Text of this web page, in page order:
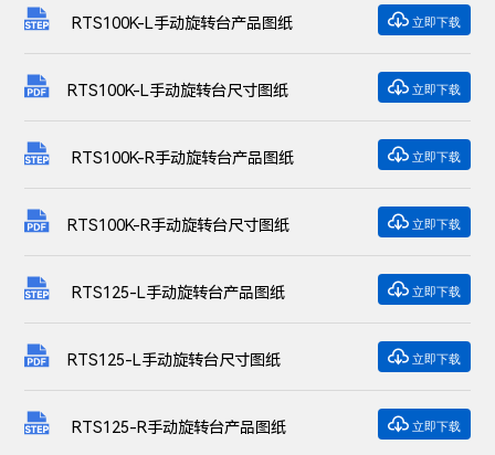
RTS100K-L手动旋转台产品图纸  立即下载
RTS100K-L手动旋转台尺寸图纸  立即下载
RTS100K-R手动旋转台产品图纸  立即下载
RTS100K-R手动旋转台尺寸图纸  立即下载
RTS125-L手动旋转台产品图纸  立即下载
RTS125-L手动旋转台尺寸图纸  立即下载
RTS125-R手动旋转台产品图纸  立即下载